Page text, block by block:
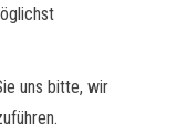
uns bitte, wir